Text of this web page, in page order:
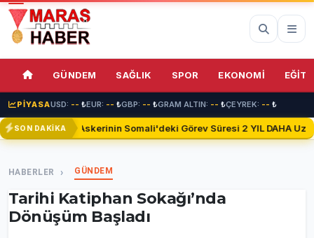
GÜNDEM SAĞLIK SPOR EKONOMİ
PİYASAUSD: -- ₺EUR: -- ₺GBP: -- ₺GRAM ALTIN: -- ₺ÇEYREK: -- ₺
SON DAKİKATürk Askerinin Somali'deki Görev Süresi 2 YIL DAHA
71%
HABERLER GÜNDEM
Tarihi Katiphan Sokağı’nda
Dönüşüm Başladı